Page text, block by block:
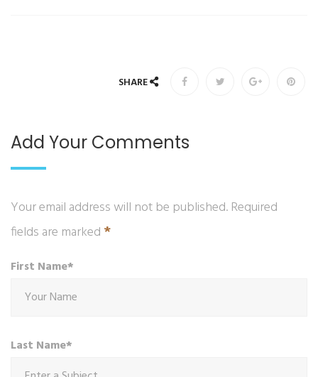
SHARE
Add Your Comments
Your email address will not be published. Required
fields are marked *
First Name*
Last Name*